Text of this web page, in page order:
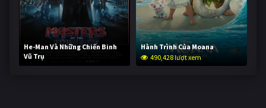
He-Man Và Những Chiến Binh
Vũ Trụ
239,094 lượt xem
Hành Trình Của Moana
490,428 lượt xem